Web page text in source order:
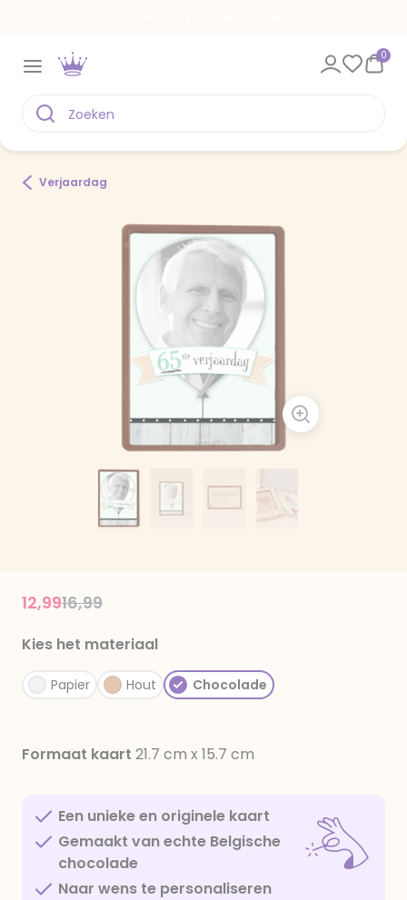
0
Verjaardag
Price reduced from
16,99to
12,99
Kies het materiaal
Papier Hout Chocolade
Formaat kaart 21.7 cm x 15.7 cm
Een unieke en originele kaart
Gemaakt van echte Belgische
chocolade
Naar wens te personaliseren